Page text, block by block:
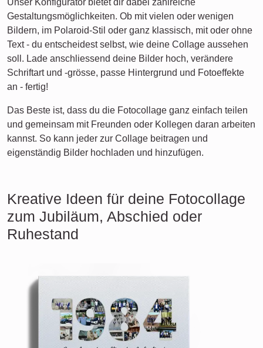
Unser Konfigurator bietet dir dabei zahlreiche
Gestaltungsmöglichkeiten. Ob mit vielen oder wenigen
Bildern, im Polaroid-Stil oder ganz klassisch, mit oder ohne
Text - du entscheidest selbst, wie deine Collage aussehen
soll. Lade anschliessend deine Bilder hoch, verändere
Schriftart und -grösse, passe Hintergrund und Fotoeffekte
an - fertig!
Das Beste ist, dass du die Fotocollage ganz einfach teilen
und gemeinsam mit Freunden oder Kollegen daran arbeiten
kannst. So kann jeder zur Collage beitragen und
eigenständig Bilder hochladen und hinzufügen.
Kreative Ideen für deine Fotocollage
zum Jubiläum, Abschied oder
Ruhestand